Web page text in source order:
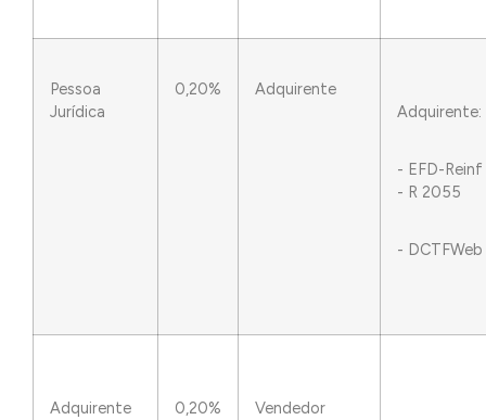
Pessoa
Jurídica
0,20%
Adquirente
Adquirente:
- EFD-Reinf
- R 2055
- DCTFWeb
Adquirente
0,20% Vendedor